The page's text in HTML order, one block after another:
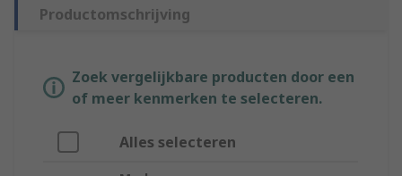
Productomschrijving
Zoek vergelijkbare producten door een
of meer kenmerken te selecteren.
Alles selecteren